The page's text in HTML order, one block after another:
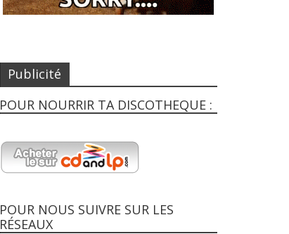
Publicité
POUR NOURRIR TA DISCOTHEQUE :
POUR NOUS SUIVRE SUR LES
RÉSEAUX